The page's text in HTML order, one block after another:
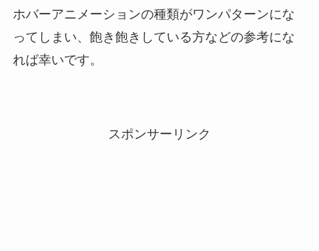
ホバーアニメーションの種類がワンパターンにな
ってしまい、飽き飽きしている方などの参考にな
れば幸いです。
スポンサーリンク